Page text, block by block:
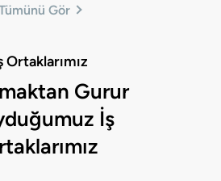
Gör
Ortaklarımız
Gurur
İş